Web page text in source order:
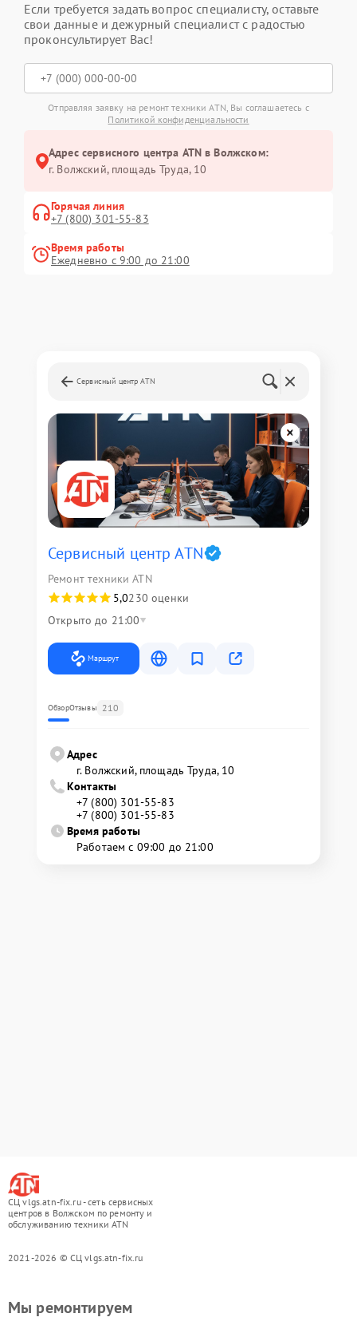
Если требуется задать вопрос специалисту, оставьте
свои данные и дежурный специалист с радостью
проконсультирует Вас!
Отправляя заявку на ремонт техники ATN, Вы соглашаетесь с
Политикой конфиденциальности
Адрес сервисного центра ATN в Волжском:
г. Волжский, площадь Труда, 10
Горячая линия
+7 (800) 301-55-83
Время работы
Ежедневно с 9:00 до 21:00
Сервисный центр ATN
Сервисный центр ATN
Ремонт техники ATN
5,0230 оценки
Открыто до 21:00
Маршрут
ОбзорОтзывы 210
Адрес
г. Волжский, площадь Труда, 10
Контакты
+7 (800) 301-55-83
+7 (800) 301-55-83
Время работы
Работаем с 09:00 до 21:00
СЦ vlgs.atn-fix.ru - сеть сервисных
центров в Волжском по ремонту и
обслуживанию техники ATN
2021-2026 © СЦ vlgs.atn-fix.ru
Мы ремонтируем